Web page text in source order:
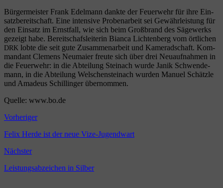
Bür­ger­meis­ter Frank Edel­mann dank­te der Feu­er­wehr für ihre Ein­
satz­be­reit­schaft. Eine inten­si­ve Pro­ben­ar­beit sei Gewähr­leis­tung für
den Ein­satz im Ernst­fall, wie sich beim Groß­brand des Säge­werks
gezeigt habe. Bereit­schafs­lei­te­rin Bian­ca Lich­ten­berg vom ört­li­chen
DRK lob­te die seit gute Zusam­men­ar­beit und Kame­rad­schaft. Kom­
man­dant Cle­mens Neu­mai­er freu­te sich über drei Neu­auf­nah­men in
die Feu­er­wehr: in die Abtei­lung Stein­ach wur­de Janik Schwen­de­
mann, in die Abtei­lung Wel­schen­stein­ach wur­den Manu­el Schätz­le
und Ama­de­us Schil­lin­ger übernommen.
Quel­le: www.bo.de
Vorheriger
Felix Herde ist der neue Vize-Jugendwart
Nächster
Leistungsabzeichen in Silber